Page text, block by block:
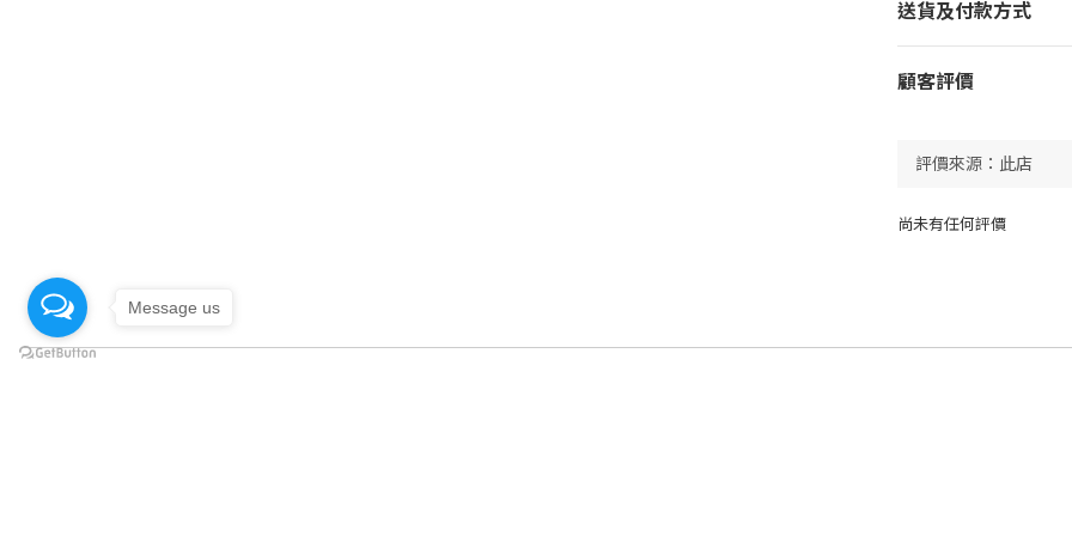
送貨及付款方式
顧客評價
尚未有任何評價
Message us